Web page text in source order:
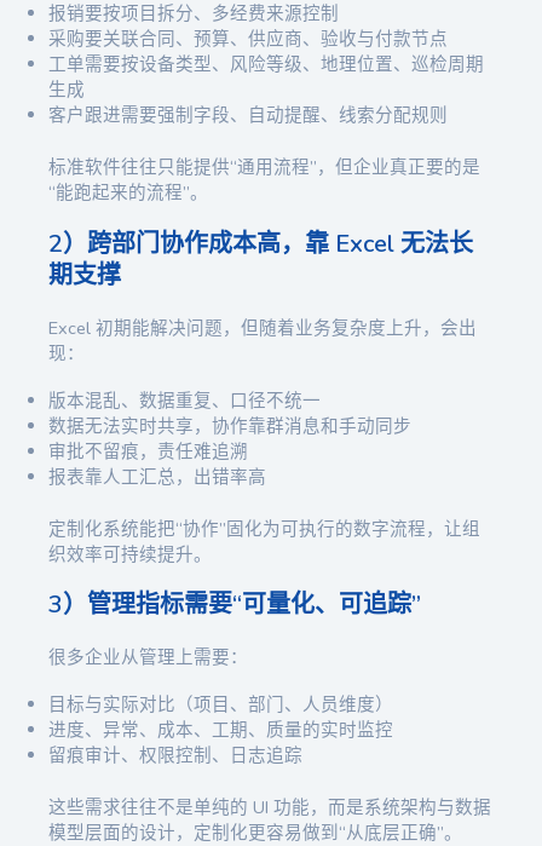
报销要按项目拆分、多经费来源控制
采购要关联合同、预算、供应商、验收与付款节点
工单需要按设备类型、风险等级、地理位置、巡检周期
生成
客户跟进需要强制字段、自动提醒、线索分配规则
标准软件往往只能提供“通用流程”，但企业真正要的是
“能跑起来的流程”。
2）跨部门协作成本高，靠 Excel 无法长
期支撑
Excel 初期能解决问题，但随着业务复杂度上升，会出
现：
版本混乱、数据重复、口径不统一
数据无法实时共享，协作靠群消息和手动同步
审批不留痕，责任难追溯
报表靠人工汇总，出错率高
定制化系统能把“协作”固化为可执行的数字流程，让组
织效率可持续提升。
3）管理指标需要“可量化、可追踪”
很多企业从管理上需要：
目标与实际对比（项目、部门、人员维度）
进度、异常、成本、工期、质量的实时监控
留痕审计、权限控制、日志追踪
这些需求往往不是单纯的 UI 功能，而是系统架构与数据
模型层面的设计，定制化更容易做到“从底层正确”。